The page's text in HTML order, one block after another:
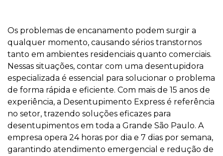
Os problemas de encanamento podem surgir a
qualquer momento, causando sérios transtornos
tanto em ambientes residenciais quanto comerciais.
Nessas situações, contar com uma desentupidora
especializada é essencial para solucionar o problema
de forma rápida e eficiente. Com mais de 15 anos de
experiência, a Desentupimento Express é referência
no setor, trazendo soluções eficazes para
desentupimentos em toda a Grande São Paulo. A
empresa opera 24 horas por dia e 7 dias por semana,
garantindo atendimento emergencial e redução de